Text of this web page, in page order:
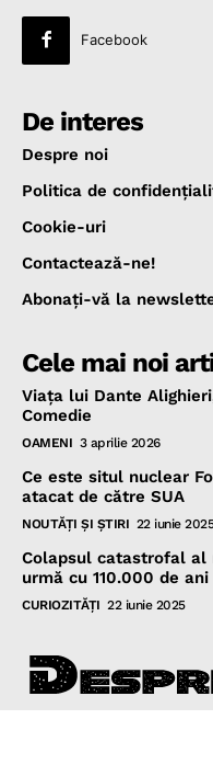
Facebook
De interes
Despre noi
Politica de
Cookie-uri
Contactează-ne!
Abonaţi-vă la
Cele mai noi
Viața lui Dante
Comedie
OAMENI 3 aprilie 2026
Ce este situl nuclear
atacat de către SUA
NOUTĂŢI ŞI ŞTIRI 22 iunie 2025
Colapsul catastrofal al
urmă cu 110.000 de ani
CURIOZITĂŢI 22 iunie 2025